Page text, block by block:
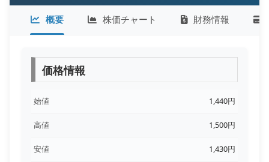
概要 株価チャート 財務情報
価格情報
始値 1,440円
高値 1,500円
安値 1,430円